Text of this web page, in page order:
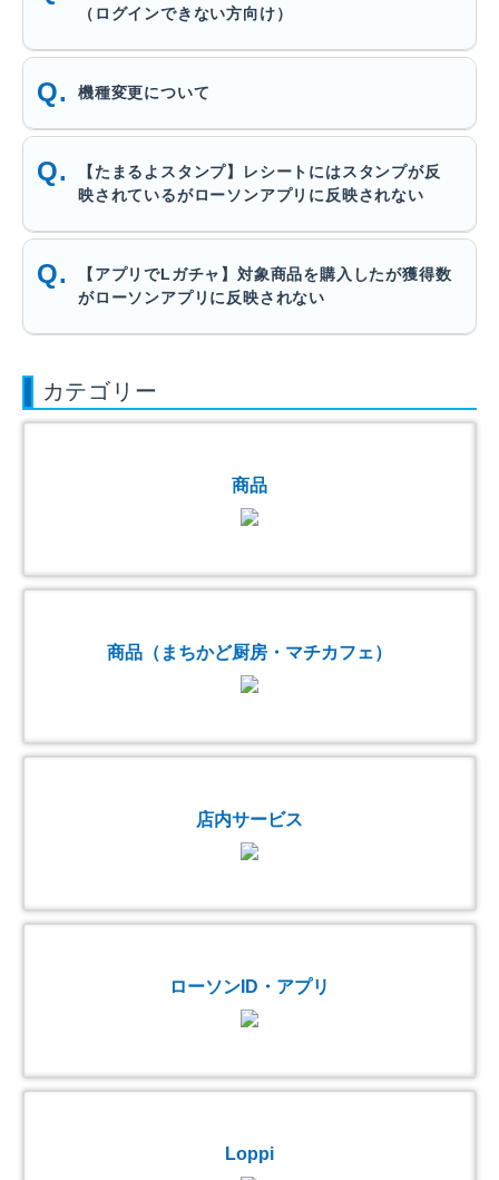
（ログインできない方向け）
機種変更について
【たまるよスタンプ】レシートにはスタンプが反
映されているがローソンアプリに反映されない
【アプリでLガチャ】対象商品を購入したが獲得数
がローソンアプリに反映されない
カテゴリー
商品
商品（まちかど厨房・マチカフェ）
店内サービス
ローソンID・アプリ
Loppi